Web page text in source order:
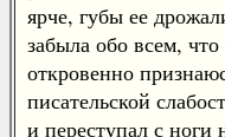
ярче, губы ее
забыла обо всем,
откровенно
писательской
и переступал с ноги